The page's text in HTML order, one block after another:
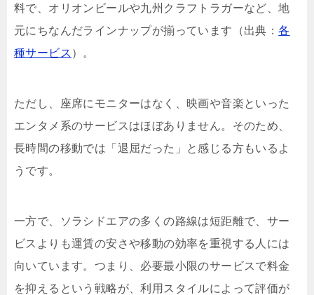
料で、オリオンビールや九州クラフトラガーなど、地
元にちなんだラインナップが揃っています（出典：各
種サービス ）。
ただし、座席にモニターはなく、映画や音楽といった
エンタメ系のサービスはほぼありません。そのため、
長時間の移動では「退屈だった」と感じる方もいるよ
うです。
一方で、ソラシドエアの多くの路線は短距離で、サー
ビスよりも運賃の安さや移動の効率を重視する人には
向いています。つまり、必要最小限のサービスで料金
を抑えるという戦略が、利用スタイルによって評価が